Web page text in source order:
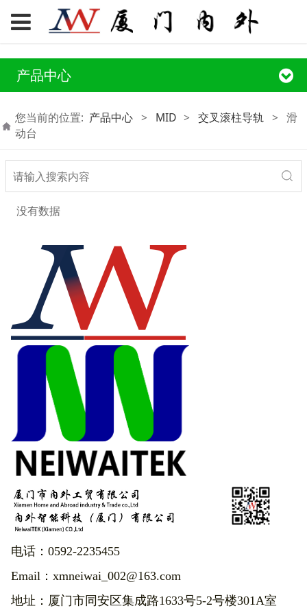
产品中心
您当前的位置: 产品中心 > MID > 交叉滚柱导轨 > 滑
动台
没有数据
电话：0592-2235455
Email：xmneiwai_002@163.com
地址：厦门市同安区集成路1633号5-2号楼301A室